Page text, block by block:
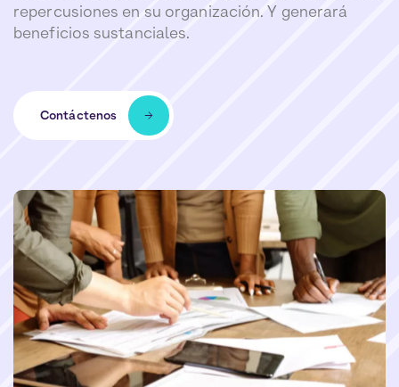
repercusiones en su organización. Y generará
beneficios sustanciales.
Contáctenos